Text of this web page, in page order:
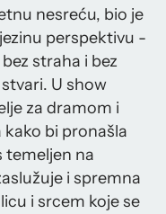
nesreću, bio je
perspektivu -
straha i bez
U show
za dramom i
bi pronašla
temeljen na
i spremna
i srcem koje se